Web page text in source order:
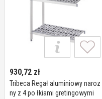
930,72 zł
Tribeca Regał aluminiowy naroz
ny z 4 po łkiami gretingowymi